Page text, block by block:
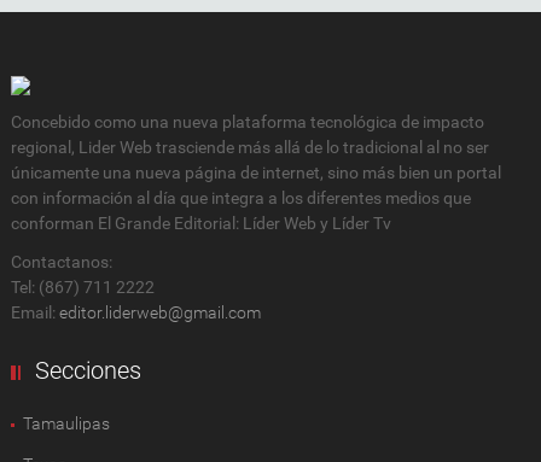
Concebido como una nueva plataforma tecnológica de impacto
regional, Lider Web trasciende más allá de lo tradicional al no ser
únicamente una nueva página de internet, sino más bien un portal
con información al día que integra a los diferentes medios que
conforman El Grande Editorial: Líder Web y Líder Tv
Contactanos:
Tel: (867) 711 2222
Email: editor.liderweb@gmail.com
Secciones
Tamaulipas